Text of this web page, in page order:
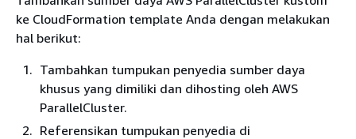
ke CloudFormation template Anda dengan melakukan
hal berikut:
Tambahkan tumpukan penyedia sumber daya
khusus yang dimiliki dan dihosting oleh AWS
ParallelCluster.
Referensikan tumpukan penyedia di